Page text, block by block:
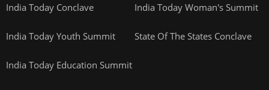
India Today Conclave India Today Woman's Summit
India Today Youth Summit State Of The States Conclave
India Today Education Summit